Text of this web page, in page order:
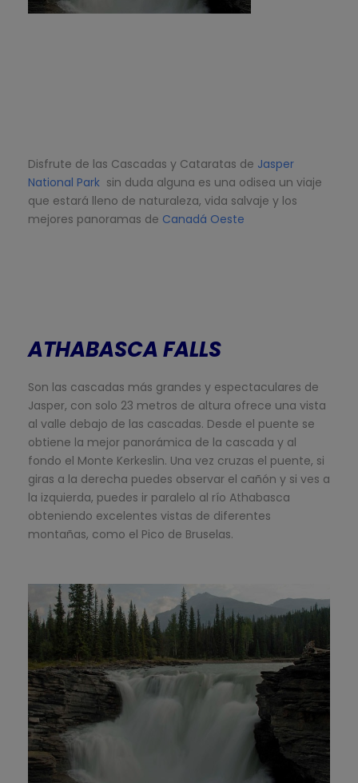
Disfrute de las Cascadas y Cataratas de Jasper
National Park sin duda alguna es una odisea un viaje
que estará lleno de naturaleza, vida salvaje y los
mejores panoramas de Canadá Oeste
ATHABASCA FALLS
Son las cascadas más grandes y espectaculares de
Jasper, con solo 23 metros de altura ofrece una vista
al valle debajo de las cascadas. Desde el puente se
obtiene la mejor panorámica de la cascada y al
fondo el Monte Kerkeslin. Una vez cruzas el puente, si
giras a la derecha puedes observar el cañón y si ves a
la izquierda, puedes ir paralelo al río Athabasca
obteniendo excelentes vistas de diferentes
montañas, como el Pico de Bruselas.